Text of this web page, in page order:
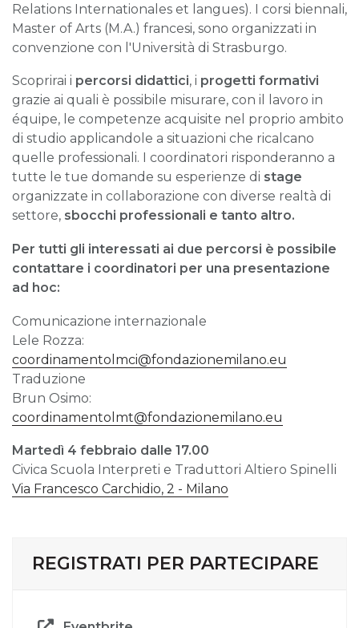
Relations Internationales et langues). I corsi biennali,
Master of Arts (M.A.) francesi, sono organizzati in
convenzione con l'Università di Strasburgo.
Scoprirai i percorsi didattici, i progetti formativi
grazie ai quali è possibile misurare, con il lavoro in
équipe, le competenze acquisite nel proprio ambito
di studio applicandole a situazioni che ricalcano
quelle professionali. I coordinatori risponderanno a
tutte le tue domande su esperienze di stage
organizzate in collaborazione con diverse realtà di
settore, sbocchi professionali e tanto altro.
Per tutti gli interessati ai due percorsi è possibile
contattare i coordinatori per una presentazione
ad hoc:
Comunicazione internazionale
Lele Rozza:
coordinamentolmci@fondazionemilano.eu
Traduzione
Brun Osimo:
coordinamentolmt@fondazionemilano.eu
Martedì 4 febbraio dalle 17.00
Civica Scuola Interpreti e Traduttori Altiero Spinelli
Via Francesco Carchidio, 2 - Milano
REGISTRATI PER PARTECIPARE